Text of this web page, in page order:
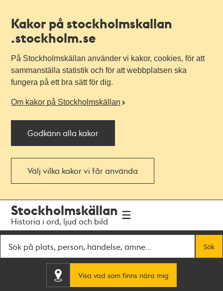
Kakor på stockholmskallan
.stockholm.se
På Stockholmskällan använder vi kakor, cookies, för att
sammanställa statistik och för att webbplatsen ska
fungera på ett bra sätt för dig.
Om kakor på Stockholmskällan
Godkänn alla kakor
Välj vilka kakor vi får använda
navigationen
huvudinnehållet
Stockholmskällan
Historia i ord, ljud och bild
Sök
Visa vad som finns nära mig